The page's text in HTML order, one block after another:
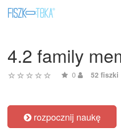
4.2 family
0 52 fiszki
rozpocznij naukę